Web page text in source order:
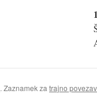
. Zaznamek za trajno